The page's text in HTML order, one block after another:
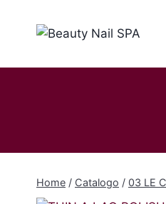
Home / Catalogo / 03 LE